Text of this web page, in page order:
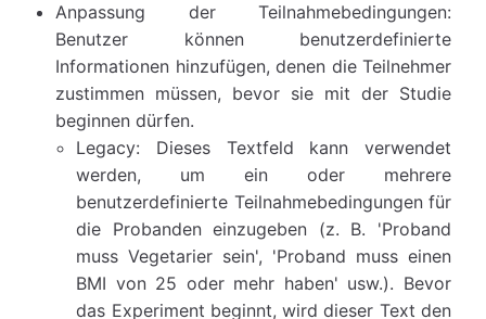
Anpassung der Teilnahmebedingungen:
Benutzer können benutzerdefinierte
Informationen hinzufügen, denen die Teilnehmer
zustimmen müssen, bevor sie mit der Studie
beginnen dürfen.
Legacy: Dieses Textfeld kann verwendet
werden, um ein oder mehrere
benutzerdefinierte Teilnahmebedingungen für
die Probanden einzugeben (z. B. 'Proband
muss Vegetarier sein', 'Proband muss einen
BMI von 25 oder mehr haben' usw.). Bevor
das Experiment beginnt, wird dieser Text den